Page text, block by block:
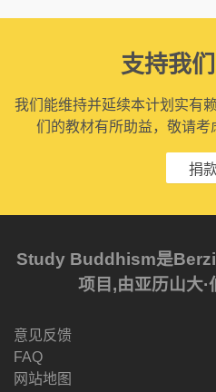
支持我
我们能维持并延续本计划实有
们的教材有所助益，敬请考
捐款
Study Buddhism是
项目,由亚历山大·
意见反馈
FAQ
网站地图